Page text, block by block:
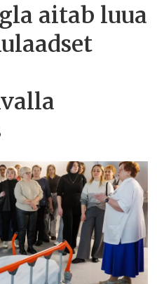
aitab luua